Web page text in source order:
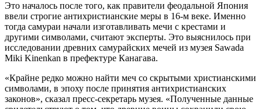
Это началось после того, как правители феодальной Япония
ввели строгие антихристианские меры в 16-м веке. Именно
тогда самураи начали изготавливать мечи с крестами и
другими символами, считают эксперты. Это выяснилось при
исследовании древних самурайских мечей из музея Sawada
Miki Kinenkan в префектуре Канагава.
«Крайне редко можно найти меч со скрытыми христианскими
символами, в эпоху после принятия антихристианских
законов», сказал пресс-секретарь музея. «Полученные данные